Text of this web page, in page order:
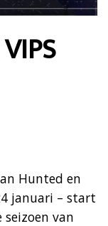
Hunted en
januari – start
van